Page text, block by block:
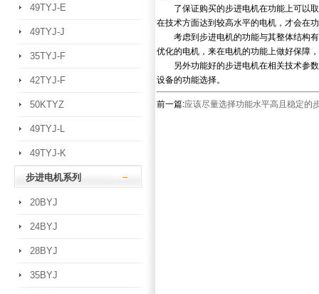
49TYJ-E
49TYJ-J
35TYJ-F
42TYJ-F
50KTYZ
49TYJ-L
49TYJ-K
步进电机系列
20BYJ
24BYJ
28BYJ
35BYJ
了保证购买的步进电机在功能上可以取
在技术方面达到较高水平的电机，才会在
考虑到步进电机的功能与其整体结构有
优化的电机，来在电机的功能上做好保障
另外功能好的步进电机在相关技术参数
设备的功能选择。
前一篇:应该尽量选择功能水平高且稳定的